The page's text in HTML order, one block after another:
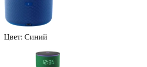
Цвет: Синий